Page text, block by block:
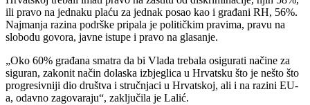
ili pravo na jednaku plaću za jednak posao kao i građani RH, 56%.
Najmanja razina podrške pripala je političkim pravima, pravu na
slobodu govora, javne istupe i pravo na glasanje.
„Oko 60% građana smatra da bi Vlada trebala osigurati načine za
siguran, zakonit način dolaska izbjeglica u Hrvatsku što je nešto što
progresivniji dio društva i stručnjaci u Hrvatskoj, ali i na razini EU-
a, odavno zagovaraju“, zaključila je Lalić.